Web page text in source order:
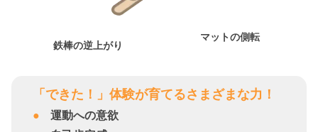
鉄棒の逆上がり
マットの側転
「できた！」体験が育てるさまざまな力！
運動への意欲